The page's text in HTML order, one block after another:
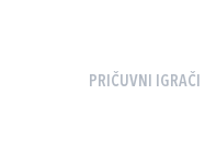
PRIČUVNI IGRAČI